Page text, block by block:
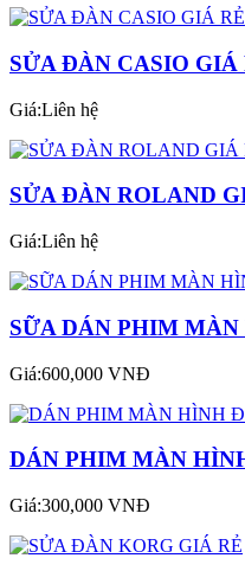
SỬA ĐÀN CASIO GIÁ
Giá:Liên hệ
SỬA ĐÀN ROLAND
Giá:Liên hệ
SỮA DÁN PHIM
Giá:600,000 VNĐ
DÁN PHIM MÀN
Giá:300,000 VNĐ